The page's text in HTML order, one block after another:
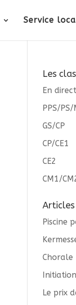
Service
Les
En
PPS/PS/
GS/CP
CP/CE1
CE2
CM1/
Piscine
Chorale
Le prix